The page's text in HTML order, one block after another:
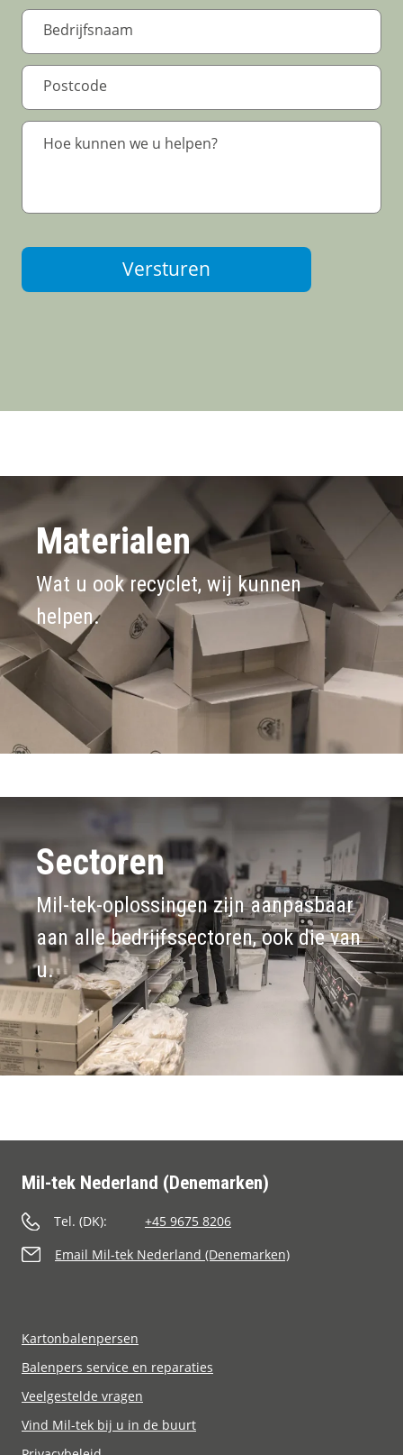
Versturen
Materialen
Wat u ook recyclet, wij kunnen
helpen.
Sectoren
Mil-tek-oplossingen zijn aanpasbaar
aan alle bedrijfssectoren, ook die van
u.
Mil-tek Nederland (Denemarken)
Tel. (DK):
+45 9675 8206
Email Mil-tek Nederland (Denemarken)
Kartonbalenpersen
Balenpers service en reparaties
Veelgestelde vragen
Vind Mil-tek bij u in de buurt